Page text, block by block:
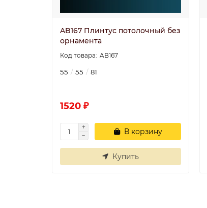
AB167 Плинтус потолочный без
орнамента
AB167
55 55 81
1520 ₽
В корзину
Купить